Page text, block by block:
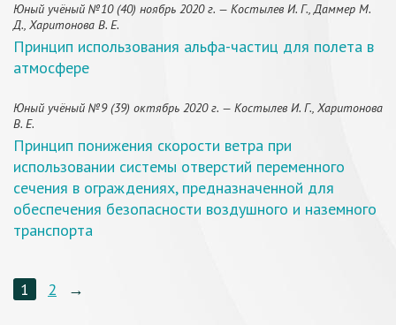
Юный учёный №10 (40) ноябрь 2020 г. — Костылев И. Г., Даммер М.
Д., Харитонова В. Е.
Принцип использования альфа-частиц для полета в
атмосфере
Юный учёный №9 (39) октябрь 2020 г. — Костылев И. Г., Харитонова
В. Е.
Принцип понижения скорости ветра при
использовании системы отверстий переменного
сечения в ограждениях, предназначенной для
обеспечения безопасности воздушного и наземного
транспорта
1 2 →